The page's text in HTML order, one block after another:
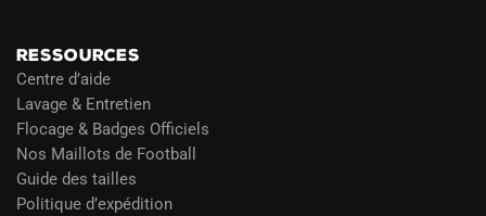
RESSOURCES
Centre d’aide
Lavage & Entretien
Flocage & Badges Officiels
Nos Maillots de Football
Guide des tailles
Politique d’expédition